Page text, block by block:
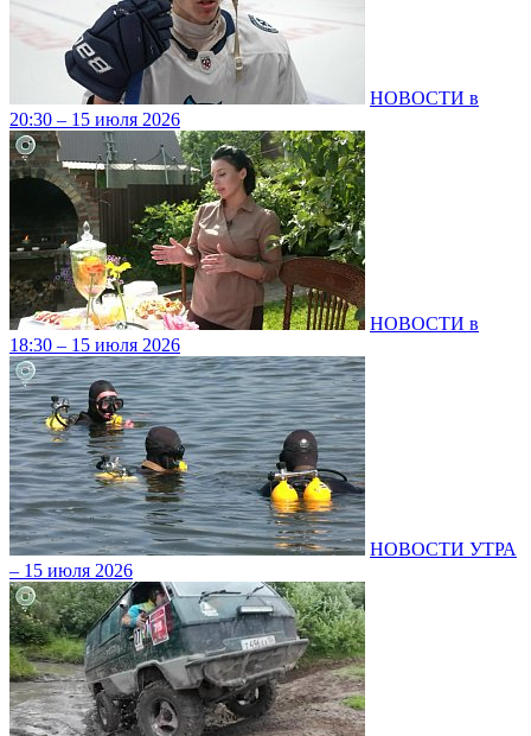
НОВОСТИ в
20:30 – 15 июля 2026
НОВОСТИ в
18:30 – 15 июля 2026
НОВОСТИ УТРА
– 15 июля 2026